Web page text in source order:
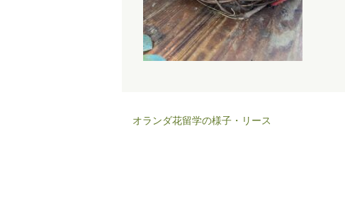
オランダ花留学の様子・リース